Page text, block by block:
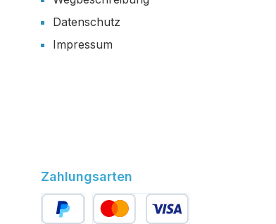
Datenschutz
Impressum
Zahlungsarten